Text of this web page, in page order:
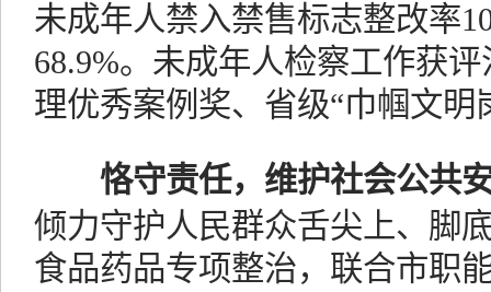
未成年人禁入禁售标志整改率
68.9%。未成年人检察工作获
理优秀案例奖、省级“巾帼文明
恪守责任，维护社会公共
倾力守护人民群众舌尖上、脚
食品药品专项整治，联合市职